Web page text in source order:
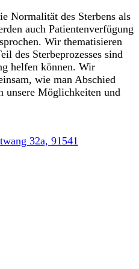
Normalität des Sterbens als
auch Patientenverfügung
Wir thematisieren
des Sterbeprozesses sind
helfen können. Wir
wie man Abschied
unsere Möglichkeiten und
32a, 91541